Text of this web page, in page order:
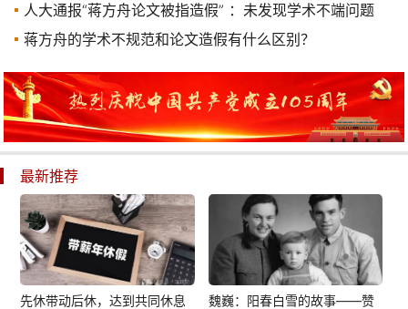
人大通报“蒋方舟论文被指造假” ：未发现学术不端问题
蒋方舟的学术不规范和论文造假有什么区别？
最新推荐
先休带动后休，达到共同休息
魏巍：阳春白雪的故事——赞